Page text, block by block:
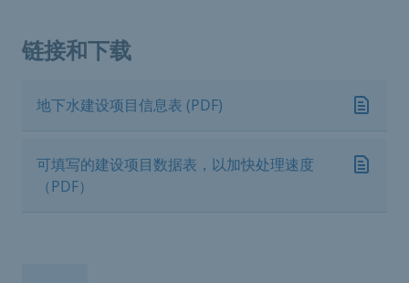
链接和下载
地下水建设项目信息表 (PDF)
可填写的建设项目数据表，以加快处理速度
（PDF）